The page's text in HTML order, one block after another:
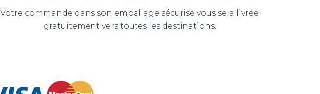
Votre commande dans son emballage sécurisé vous sera livrée
gratuitement vers toutes les destinations.